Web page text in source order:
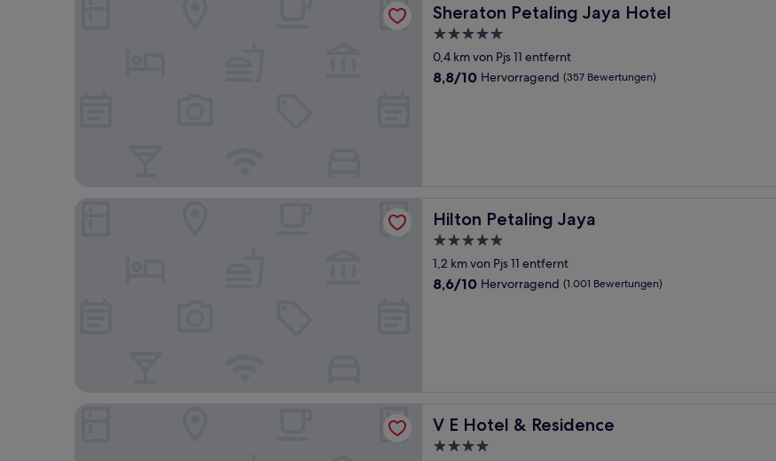
Sheraton Petaling Jaya Hotel
Sheraton Petaling Jaya Hotel
5.0-
Sterne-
Unterkunft
0,4 km von Pjs 11 entfernt
8.8
8,8/10 Hervorragend (357 Bewertungen)
Hilton Petaling Jaya
Hilton Petaling Jaya
5.0-
Sterne-
Unterkunft
1,2 km von Pjs 11 entfernt
8.6
8,6/10 Hervorragend (1.001 Bewertungen)
Hilton Petaling Jaya
V E Hotel & Residence
V E Hotel & Residence
4.0-